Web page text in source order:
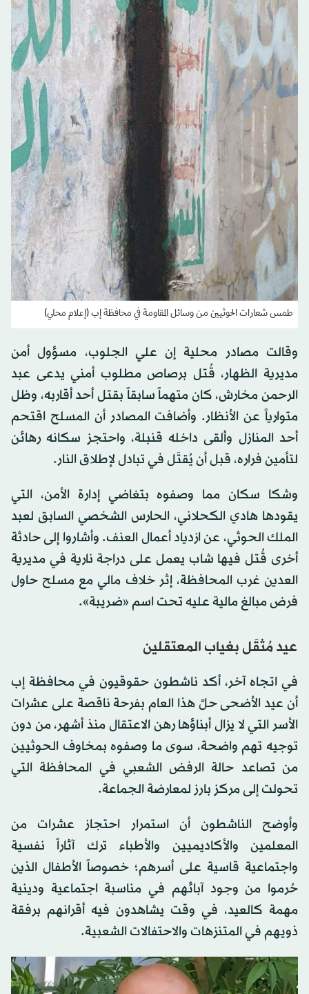
طمس شعارات الحوثيين من وسائل المقاومة في محافظة إب (إعلام محلي)
وقالت مصادر محلية إن علي الجلوب، مسؤول أمن
مديرية الظهار، قُتل برصاص مطلوب أمني يدعى عبد
الرحمن مخارش، كان متهماً سابقاً بقتل أحد أقاربه، وظل
متوارياً عن الأنظار. وأضافت المصادر أن المسلح اقتحم
أحد المنازل وألقى داخله قنبلة، واحتجز سكانه رهائن
لتأمين فراره، قبل أن يُقتَل في تبادل لإطلاق النار.
وشكا سكان مما وصفوه بتغاضي إدارة الأمن، التي
يقودها هادي الكحلاني، الحارس الشخصي السابق لعبد
الملك الحوثي، عن ازدياد أعمال العنف. وأشاروا إلى حادثة
أخرى قُتل فيها شاب يعمل على دراجة نارية في مديرية
العدين غرب المحافظة، إثر خلاف مالي مع مسلح حاول
فرض مبالغ مالية عليه تحت اسم «ضريبة».
عيد مُثقَل بغياب المعتقلين
في اتجاه آخر، أكد ناشطون حقوقيون في محافظة إب
أن عيد الأضحى حلَّ هذا العام بفرحة ناقصة على عشرات
الأسر التي لا يزال أبناؤها رهن الاعتقال منذ أشهر، من دون
توجيه تهم واضحة، سوى ما وصفوه بمخاوف الحوثيين
من تصاعد حالة الرفض الشعبي في المحافظة التي
تحولت إلى مركز بارز لمعارضة الجماعة.
وأوضح الناشطون أن استمرار احتجاز عشرات من
المعلمين والأكاديميين والأطباء ترك آثاراً نفسية
واجتماعية قاسية على أسرهم؛ خصوصاً الأطفال الذين
حُرموا من وجود آبائهم في مناسبة اجتماعية ودينية
مهمة كالعيد، في وقت يشاهدون فيه أقرانهم برفقة
ذويهم في المتنزهات والاحتفالات الشعبية.